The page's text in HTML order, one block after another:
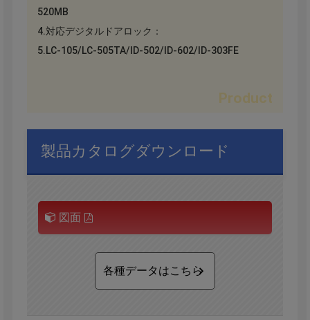
520MB
4.対応デジタルドアロック：
5.LC-105/LC-505TA/ID-502/ID-602/ID-303FE
製品カタログダウンロード
図面
各種データはこちら